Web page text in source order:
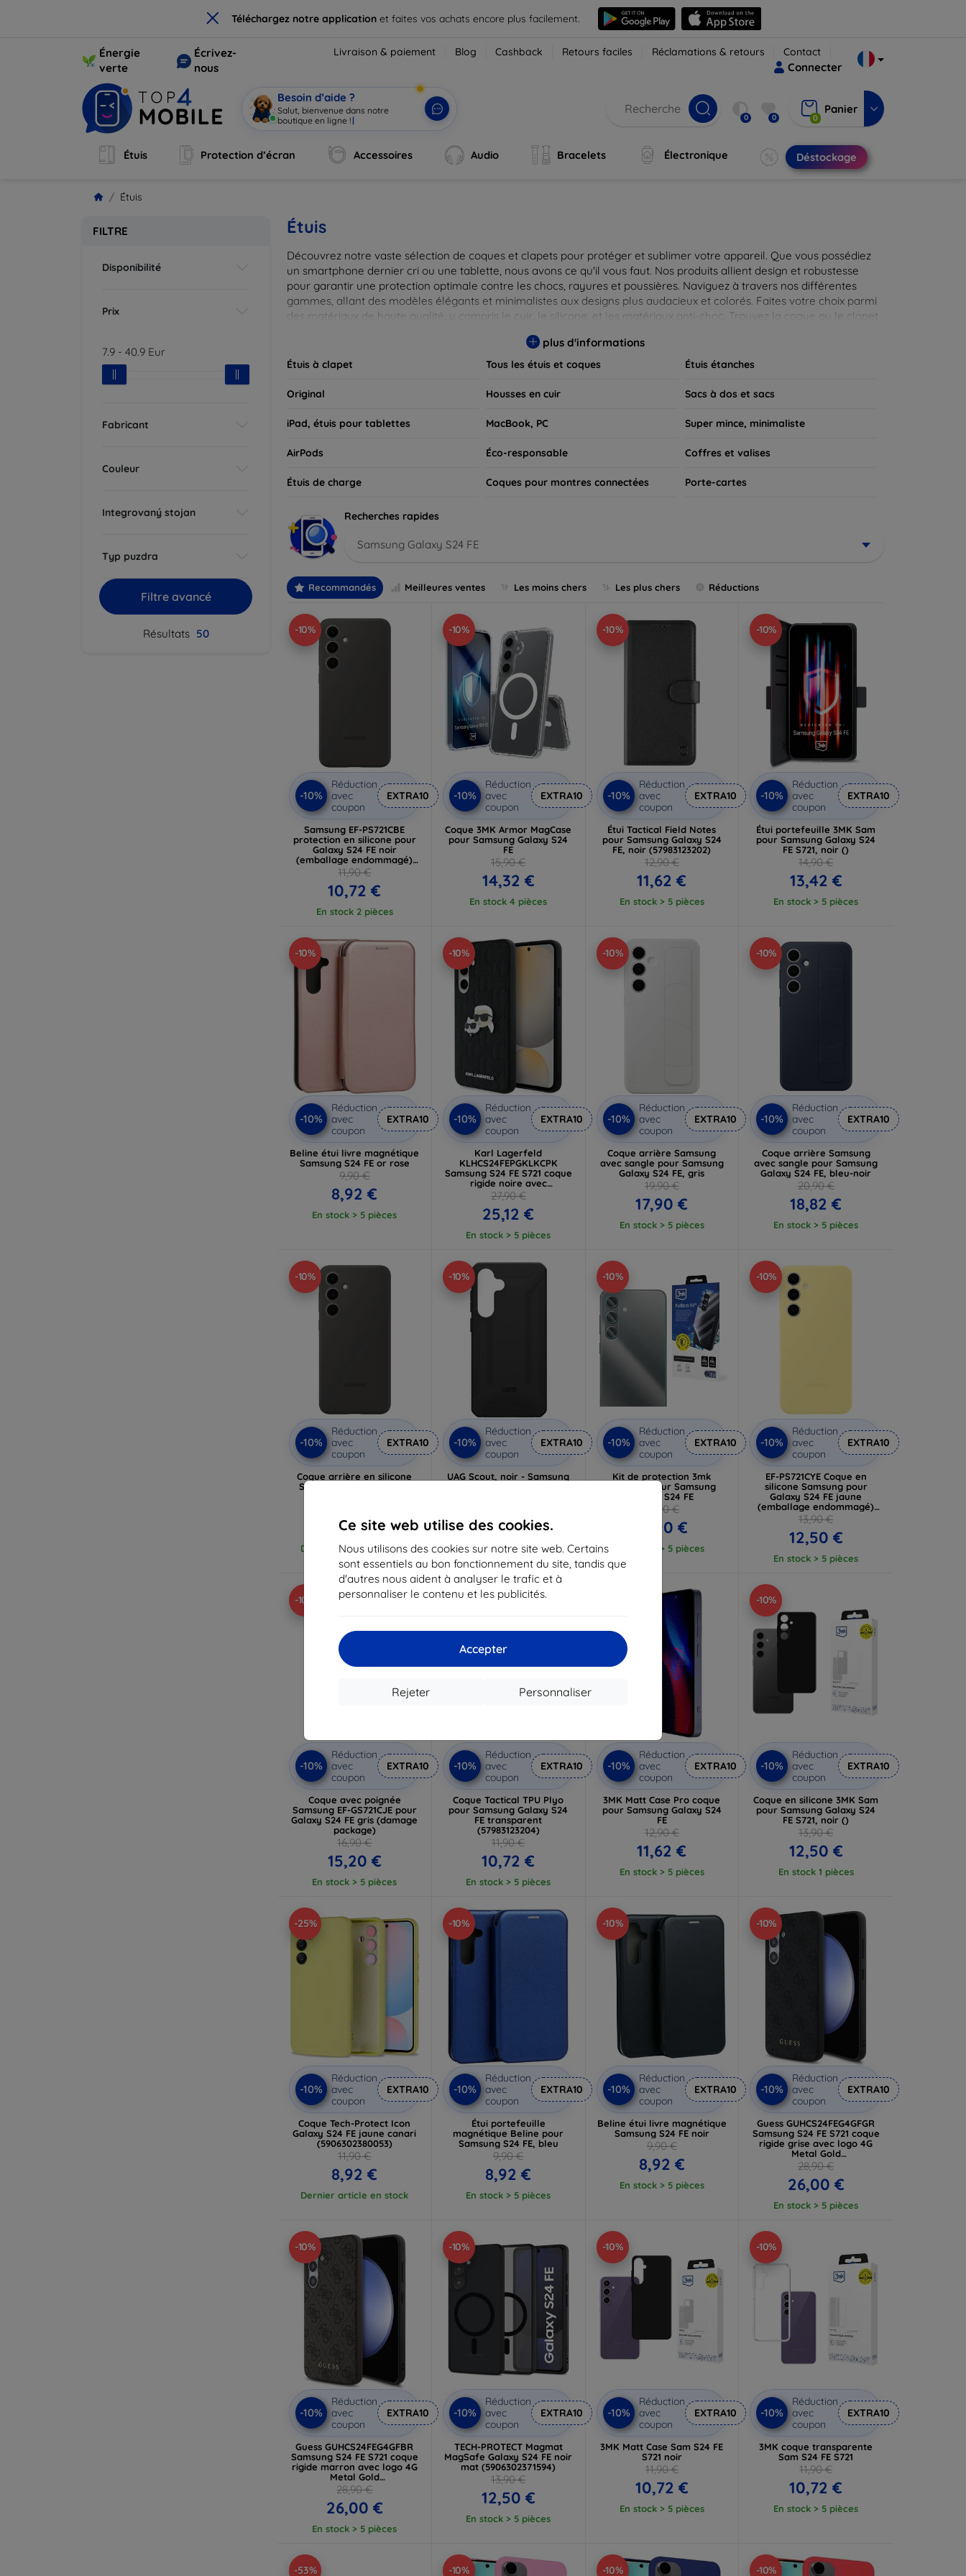
× Téléchargez notre application et faites vos achats encore plus facilement.
Ce site web utilise des cookies.
Nous utilisons des cookies sur notre site web. Certains
sont essentiels au bon fonctionnement du site, tandis que
d'autres nous aident à analyser le trafic et à
personnaliser le contenu et les publicités.
Accepter
Personnaliser
Rejeter
Énergie
verte
Écrivez-
nous
Livraison & paiement Blog Cashback Retours faciles Réclamations & retours Contact
Connecter
Besoin d’aide ?
Salut, bienvenue dans notre
boutique en ligne !| 0 0 0
Panier
Étuis Protection d’écran Accessoires Audio Bracelets Électronique Déstockage
Étuis
FILTRE
Disponibilité
Prix
7.9 - 40.9 Eur
Fabricant
Couleur
Integrovaný stojan
Typ puzdra
Filtre avancé
Résultats 50
Étuis
Découvrez notre vaste sélection de coques et clapets pour protéger et sublimer votre appareil. Que vous possédiez
un smartphone dernier cri ou une tablette, nous avons ce qu'il vous faut. Nos produits allient design et robustesse
pour garantir une protection optimale contre les chocs, rayures et poussières. Naviguez à travers nos différentes
gammes, allant des modèles élégants et minimalistes aux designs plus audacieux et colorés. Faites votre choix parmi
des matériaux de haute qualité, y compris le cuir, le silicone, et les matériaux anti-choc. Trouvez la coque ou le clapet
plus d'informations
Étuis à clapet Tous les étuis et coques Étuis étanches
Original Housses en cuir Sacs à dos et sacs
iPad, étuis pour tablettes MacBook, PC Super mince, minimaliste
AirPods Éco-responsable Coffres et valises
Étuis de charge Coques pour montres connectées Porte-cartes
Recherches rapides
Samsung Galaxy S24 FE
Recommandés Meilleures ventes Les moins chers Les plus chers Réductions
-10%
-10%
Réduction
avec
coupon
EXTRA10
Samsung EF-PS721CBE
protection en silicone pour
Galaxy S24 FE noir
(emballage endommagé)
(57983127175)
11,90 €
10,72 €
En stock 2 pièces
-10%
-10%
Réduction
avec
coupon
EXTRA10
Coque 3MK Armor MagCase
pour Samsung Galaxy S24
FE
15,90 €
14,32 €
En stock 4 pièces
-10%
-10%
Réduction
avec
coupon
EXTRA10
Étui Tactical Field Notes
pour Samsung Galaxy S24
FE, noir (57983123202)
12,90 €
11,62 €
En stock > 5 pièces
-10%
-10%
Réduction
avec
coupon
EXTRA10
Étui portefeuille 3MK Sam
pour Samsung Galaxy S24
FE S721, noir ()
14,90 €
13,42 €
En stock > 5 pièces
-10%
-10%
Réduction
avec
coupon
EXTRA10
Beline étui livre magnétique
Samsung S24 FE or rose
9,90 €
8,92 €
En stock > 5 pièces
-10%
-10%
Réduction
avec
coupon
EXTRA10
Karl Lagerfeld
KLHCS24FEPGKLKCPK
Samsung S24 FE S721 coque
rigide noire avec
monogramme
Karl&Choupette Head Pin
(KLHCS24FEPGKLKCPK)
27,90 €
25,12 €
En stock > 5 pièces
-10%
-10%
Réduction
avec
coupon
EXTRA10
Coque arrière Samsung
avec sangle pour Samsung
Galaxy S24 FE, gris
19,90 €
17,90 €
En stock > 5 pièces
-10%
-10%
Réduction
avec
coupon
EXTRA10
Coque arrière Samsung
avec sangle pour Samsung
Galaxy S24 FE, bleu-noir
20,90 €
18,82 €
En stock > 5 pièces
-10%
-10%
Réduction
avec
coupon
EXTRA10
Coque arrière en silicone
Samsung pour Samsung
17,02 €
Dernier article en stock
-10%
-10%
Réduction
avec
coupon
EXTRA10
UAG Scout, noir - Samsung
31,40 €
En stock 2 pièces
-10%
-10%
Réduction
avec
coupon
EXTRA10
Kit de protection 3mk
FullBack pour Samsung
Galaxy S24 FE
19,90 €
17,90 €
En stock > 5 pièces
-10%
-10%
Réduction
avec
coupon
EXTRA10
EF-PS721CYE Coque en
silicone Samsung pour
Galaxy S24 FE jaune
(emballage endommagé)
(57983130625)
13,90 €
12,50 €
En stock > 5 pièces
-10%
-10%
Réduction
avec
coupon
EXTRA10
Coque avec poignée
Samsung EF-GS721CJE pour
Galaxy S24 FE gris (damage
package)
16,90 €
15,20 €
En stock > 5 pièces
-10%
-10%
Réduction
avec
coupon
EXTRA10
Coque Tactical TPU Plyo
pour Samsung Galaxy S24
FE transparent
(57983123204)
11,90 €
10,72 €
En stock > 5 pièces
-10%
Réduction
avec
coupon
EXTRA10
3MK Matt Case Pro coque
pour Samsung Galaxy S24
FE
12,90 €
11,62 €
En stock > 5 pièces
-10%
-10%
Réduction
avec
coupon
EXTRA10
Coque en silicone 3MK Sam
pour Samsung Galaxy S24
FE S721, noir ()
13,90 €
12,50 €
En stock 1 pièces
-25%
-10%
Réduction
avec
coupon
EXTRA10
Coque Tech-Protect Icon
Galaxy S24 FE jaune canari
(5906302380053)
11,90 €
8,92 €
Dernier article en stock
-10%
-10%
Réduction
avec
coupon
EXTRA10
Étui portefeuille
magnétique Beline pour
Samsung S24 FE, bleu
9,90 €
8,92 €
En stock > 5 pièces
-10%
-10%
Réduction
avec
coupon
EXTRA10
Beline étui livre magnétique
Samsung S24 FE noir
9,90 €
8,92 €
En stock > 5 pièces
-10%
-10%
Réduction
avec
coupon
EXTRA10
Guess GUHCS24FEG4GFGR
Samsung S24 FE S721 coque
rigide grise avec logo 4G
Metal Gold
(GUHCS24FEG4GFGR)
28,90 €
26,00 €
En stock > 5 pièces
-10%
-10%
Réduction
avec
coupon
EXTRA10
Guess GUHCS24FEG4GFBR
Samsung S24 FE S721 coque
rigide marron avec logo 4G
Metal Gold
(GUHCS24FEG4GFBR)
28,90 €
26,00 €
En stock > 5 pièces
-10%
-10%
Réduction
avec
coupon
EXTRA10
TECH-PROTECT Magmat
MagSafe Galaxy S24 FE noir
mat (5906302371594)
13,90 €
12,50 €
En stock > 5 pièces
-10%
-10%
Réduction
avec
coupon
EXTRA10
3MK Matt Case Sam S24 FE
S721 noir
11,90 €
10,72 €
En stock > 5 pièces
-10%
-10%
Réduction
avec
coupon
EXTRA10
3MK coque transparente
Sam S24 FE S721
11,90 €
10,72 €
En stock > 5 pièces
-53% -10% -10% -10%